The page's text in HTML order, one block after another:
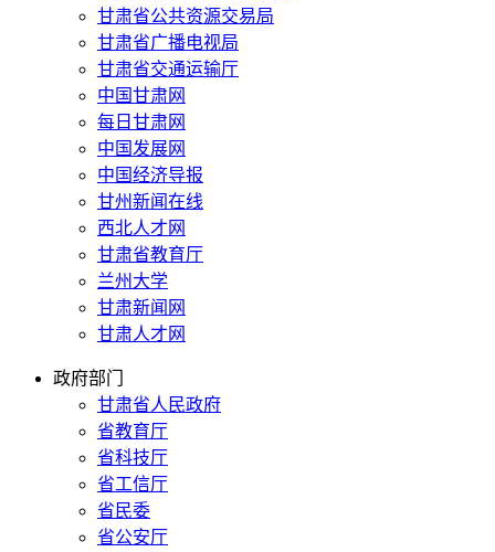
甘肃省公共资源交易局
甘肃省广播电视局
甘肃省交通运输厅
中国甘肃网
每日甘肃网
中国发展网
中国经济导报
甘州新闻在线
西北人才网
甘肃省教育厅
兰州大学
甘肃新闻网
甘肃人才网
政府部门
甘肃省人民政府
省教育厅
省科技厅
省工信厅
省民委
省公安厅